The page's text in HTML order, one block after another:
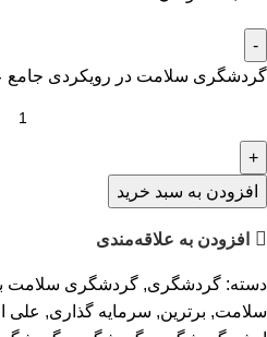
گردشگری سلامت در رویکردی جامع
افزودن به سبد خرید
افزودن به علاقه‌مندی
دسته: گردشگری, گردشگری سلامت
سلامت, برترین, سرمایه گذاری, علی